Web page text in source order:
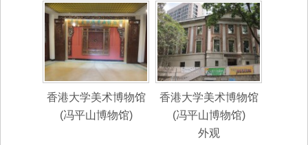
香港大学美术博物馆
(冯平山博物馆)
香港大学美术博物馆
(冯平山博物馆)
外观